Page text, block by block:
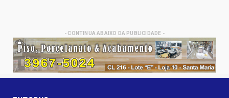
- CONTINUA ABAIXO DA PUBLICIDADE -